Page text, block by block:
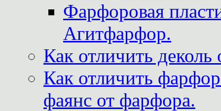
Фарфоровая
Агитфарфор.
Как отличить
Как отличить
фаянс от фарфора.